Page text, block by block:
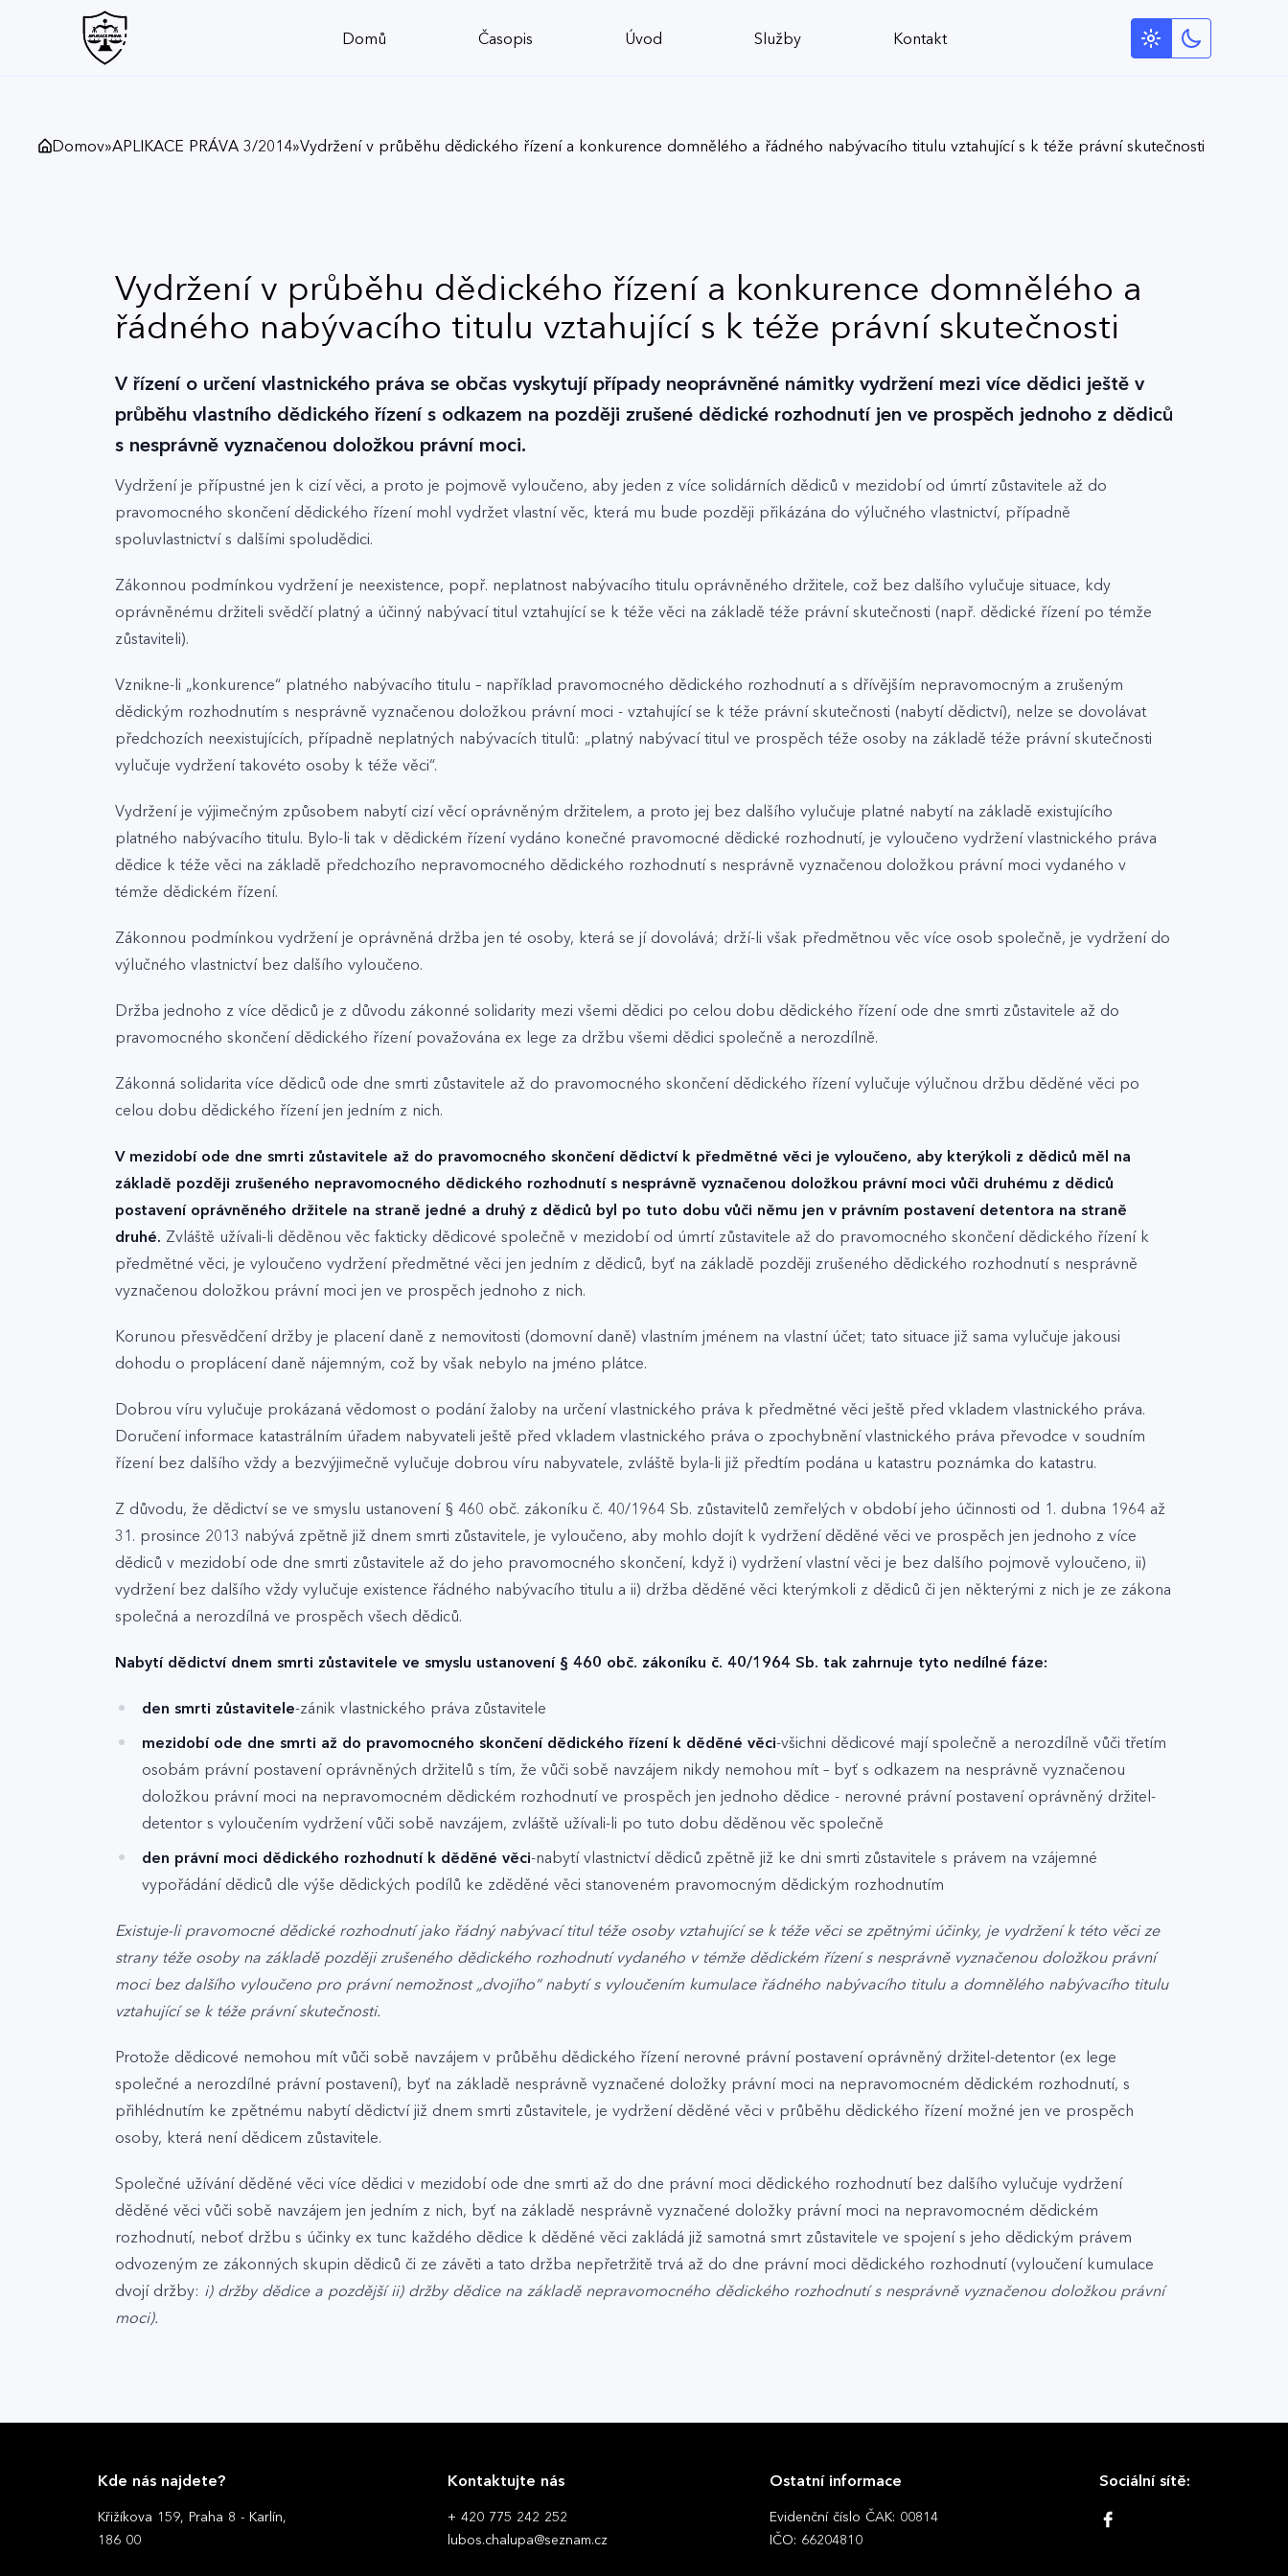
Domů Časopis Úvod Služby Kontakt
Domov»APLIKACE PRÁVA 3/2014»Vydržení v průběhu dědického řízení a konkurence domnělého a řádného nabývacího titulu vztahující s k téže právní skutečnosti
Vydržení v průběhu dědického řízení a konkurence domnělého a
řádného nabývacího titulu vztahující s k téže právní skutečnosti
V řízení o určení vlastnického práva se občas vyskytují případy neoprávněné námitky vydržení mezi více dědici ještě v
průběhu vlastního dědického řízení s odkazem na později zrušené dědické rozhodnutí jen ve prospěch jednoho z dědiců
s nesprávně vyznačenou doložkou právní moci.
Vydržení je přípustné jen k cizí věci, a proto je pojmově vyloučeno, aby jeden z více solidárních dědiců v mezidobí od úmrtí zůstavitele až do
pravomocného skončení dědického řízení mohl vydržet vlastní věc, která mu bude později přikázána do výlučného vlastnictví, případně
spoluvlastnictví s dalšími spoludědici.
Zákonnou podmínkou vydržení je neexistence, popř. neplatnost nabývacího titulu oprávněného držitele, což bez dalšího vylučuje situace, kdy
oprávněnému držiteli svědčí platný a účinný nabývací titul vztahující se k téže věci na základě téže právní skutečnosti (např. dědické řízení po témže
zůstaviteli).
Vznikne-li „konkurence“ platného nabývacího titulu – například pravomocného dědického rozhodnutí a s dřívějším nepravomocným a zrušeným
dědickým rozhodnutím s nesprávně vyznačenou doložkou právní moci - vztahující se k téže právní skutečnosti (nabytí dědictví), nelze se dovolávat
předchozích neexistujících, případně neplatných nabývacích titulů: „platný nabývací titul ve prospěch téže osoby na základě téže právní skutečnosti
vylučuje vydržení takovéto osoby k téže věci“.
Vydržení je výjimečným způsobem nabytí cizí věcí oprávněným držitelem, a proto jej bez dalšího vylučuje platné nabytí na základě existujícího
platného nabývacího titulu. Bylo-li tak v dědickém řízení vydáno konečné pravomocné dědické rozhodnutí, je vyloučeno vydržení vlastnického práva
dědice k téže věci na základě předchozího nepravomocného dědického rozhodnutí s nesprávně vyznačenou doložkou právní moci vydaného v
témže dědickém řízení.
Zákonnou podmínkou vydržení je oprávněná držba jen té osoby, která se jí dovolává; drží-li však předmětnou věc více osob společně, je vydržení do
výlučného vlastnictví bez dalšího vyloučeno.
Držba jednoho z více dědiců je z důvodu zákonné solidarity mezi všemi dědici po celou dobu dědického řízení ode dne smrti zůstavitele až do
pravomocného skončení dědického řízení považována ex lege za držbu všemi dědici společně a nerozdílně.
Zákonná solidarita více dědiců ode dne smrti zůstavitele až do pravomocného skončení dědického řízení vylučuje výlučnou držbu děděné věci po
celou dobu dědického řízení jen jedním z nich.
V mezidobí ode dne smrti zůstavitele až do pravomocného skončení dědictví k předmětné věci je vyloučeno, aby kterýkoli z dědiců měl na
základě později zrušeného nepravomocného dědického rozhodnutí s nesprávně vyznačenou doložkou právní moci vůči druhému z dědiců
postavení oprávněného držitele na straně jedné a druhý z dědiců byl po tuto dobu vůči němu jen v právním postavení detentora na straně
druhé. Zvláště užívali-li děděnou věc fakticky dědicové společně v mezidobí od úmrtí zůstavitele až do pravomocného skončení dědického řízení k
předmětné věci, je vyloučeno vydržení předmětné věci jen jedním z dědiců, byť na základě později zrušeného dědického rozhodnutí s nesprávně
vyznačenou doložkou právní moci jen ve prospěch jednoho z nich.
Korunou přesvědčení držby je placení daně z nemovitosti (domovní daně) vlastním jménem na vlastní účet; tato situace již sama vylučuje jakousi
dohodu o proplácení daně nájemným, což by však nebylo na jméno plátce.
Dobrou víru vylučuje prokázaná vědomost o podání žaloby na určení vlastnického práva k předmětné věci ještě před vkladem vlastnického práva.
Doručení informace katastrálním úřadem nabyvateli ještě před vkladem vlastnického práva o zpochybnění vlastnického práva převodce v soudním
řízení bez dalšího vždy a bezvýjimečně vylučuje dobrou víru nabyvatele, zvláště byla-li již předtím podána u katastru poznámka do katastru.
Z důvodu, že dědictví se ve smyslu ustanovení § 460 obč. zákoníku č. 40/1964 Sb. zůstavitelů zemřelých v období jeho účinnosti od 1. dubna 1964 až
31. prosince 2013 nabývá zpětně již dnem smrti zůstavitele, je vyloučeno, aby mohlo dojít k vydržení děděné věci ve prospěch jen jednoho z více
dědiců v mezidobí ode dne smrti zůstavitele až do jeho pravomocného skončení, když i) vydržení vlastní věci je bez dalšího pojmově vyloučeno, ii)
vydržení bez dalšího vždy vylučuje existence řádného nabývacího titulu a ii) držba děděné věci kterýmkoli z dědiců či jen některými z nich je ze zákona
společná a nerozdílná ve prospěch všech dědiců.
Nabytí dědictví dnem smrti zůstavitele ve smyslu ustanovení § 460 obč. zákoníku č. 40/1964 Sb. tak zahrnuje tyto nedílné fáze:
den smrti zůstavitele-zánik vlastnického práva zůstavitele
mezidobí ode dne smrti až do pravomocného skončení dědického řízení k děděné věci-všichni dědicové mají společně a nerozdílně vůči třetím
osobám právní postavení oprávněných držitelů s tím, že vůči sobě navzájem nikdy nemohou mít – byť s odkazem na nesprávně vyznačenou
doložkou právní moci na nepravomocném dědickém rozhodnutí ve prospěch jen jednoho dědice - nerovné právní postavení oprávněný držitel-
detentor s vyloučením vydržení vůči sobě navzájem, zvláště užívali-li po tuto dobu děděnou věc společně
den právní moci dědického rozhodnutí k děděné věci-nabytí vlastnictví dědiců zpětně již ke dni smrti zůstavitele s právem na vzájemné
vypořádání dědiců dle výše dědických podílů ke zděděné věci stanoveném pravomocným dědickým rozhodnutím
Existuje-li pravomocné dědické rozhodnutí jako řádný nabývací titul téže osoby vztahující se k téže věci se zpětnými účinky, je vydržení k této věci ze
strany téže osoby na základě později zrušeného dědického rozhodnutí vydaného v témže dědickém řízení s nesprávně vyznačenou doložkou právní
moci bez dalšího vyloučeno pro právní nemožnost „dvojího“ nabytí s vyloučením kumulace řádného nabývacího titulu a domnělého nabývacího titulu
vztahující se k téže právní skutečnosti.
Protože dědicové nemohou mít vůči sobě navzájem v průběhu dědického řízení nerovné právní postavení oprávněný držitel-detentor (ex lege
společné a nerozdílné právní postavení), byť na základě nesprávně vyznačené doložky právní moci na nepravomocném dědickém rozhodnutí, s
přihlédnutím ke zpětnému nabytí dědictví již dnem smrti zůstavitele, je vydržení děděné věci v průběhu dědického řízení možné jen ve prospěch
osoby, která není dědicem zůstavitele.
Společné užívání děděné věci více dědici v mezidobí ode dne smrti až do dne právní moci dědického rozhodnutí bez dalšího vylučuje vydržení
děděné věci vůči sobě navzájem jen jedním z nich, byť na základě nesprávně vyznačené doložky právní moci na nepravomocném dědickém
rozhodnutí, neboť držbu s účinky ex tunc každého dědice k děděné věci zakládá již samotná smrt zůstavitele ve spojení s jeho dědickým právem
odvozeným ze zákonných skupin dědiců či ze závěti a tato držba nepřetržitě trvá až do dne právní moci dědického rozhodnutí (vyloučení kumulace
dvojí držby: i) držby dědice a pozdější ii) držby dědice na základě nepravomocného dědického rozhodnutí s nesprávně vyznačenou doložkou právní
moci).
Kde nás najdete?
Křižíkova 159, Praha 8 - Karlín,
186 00
Kontaktujte nás
+ 420 775 242 252
lubos.chalupa@seznam.cz
Ostatní informace
Evidenční číslo ČAK: 00814
IČO: 66204810
Sociální sítě: